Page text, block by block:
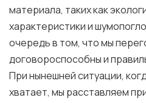
материала, таких как
характеристики и
очередь в том, что мы
договороспособны и
При нынешней ситуации,
хватает, мы расставляем